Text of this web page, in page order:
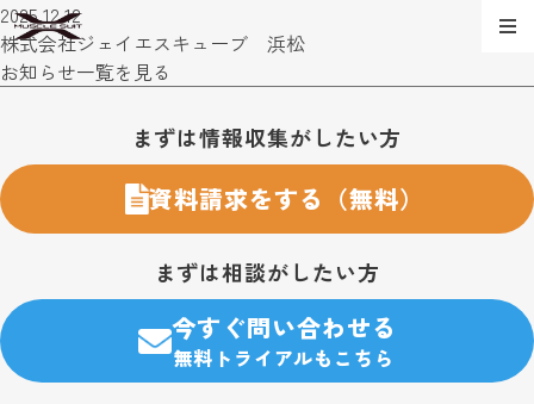
2025.12.12
株式会社ジェイエスキューブ 浜松
お知らせ一覧を見る
まずは情報収集がしたい方
資料請求をする（無料）
まずは相談がしたい方
今すぐ問い合わせる
無料トライアルもこちら